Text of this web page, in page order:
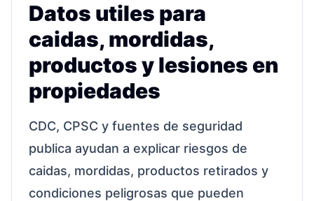
Datos utiles para
caidas, mordidas,
productos y lesiones en
propiedades
CDC, CPSC y fuentes de seguridad
publica ayudan a explicar riesgos de
caidas, mordidas, productos retirados y
condiciones peligrosas que pueden